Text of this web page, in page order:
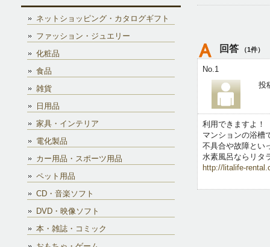
回答 （1件）
No.1
投
利用できますよ！
マンションの浴槽
不具合や故障とい
水素風呂ならリタ
http://litalife-
ネットショッピング・カタログギフト
ファッション・ジュエリー
化粧品
食品
雑貨
日用品
家具・インテリア
電化製品
カー用品・スポーツ用品
ペット用品
CD・音楽ソフト
DVD・映像ソフト
本・雑誌・コミック